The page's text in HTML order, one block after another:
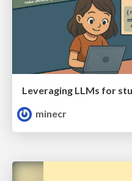
minecr